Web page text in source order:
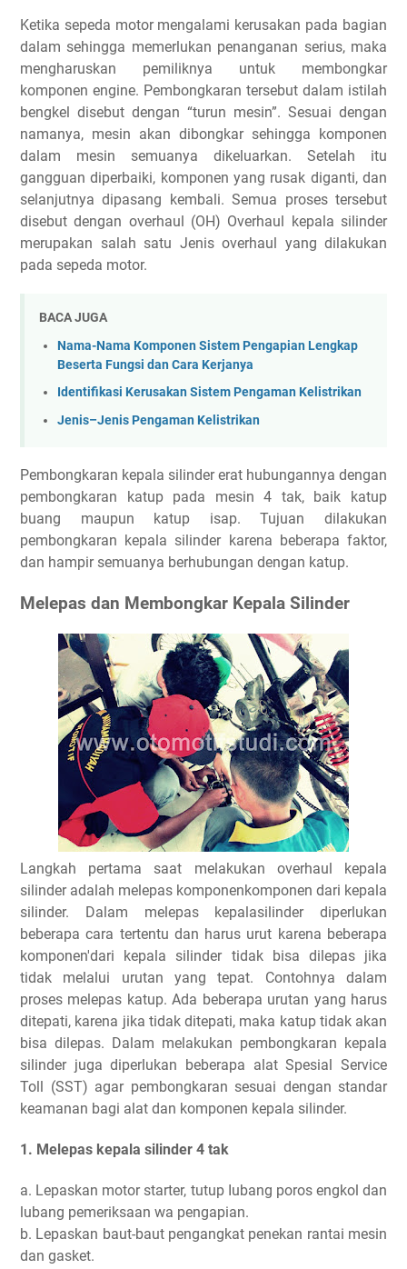
Ketika sepeda motor mengalami kerusakan pada bagian
dalam sehingga memerlukan penanganan serius, maka
mengharuskan pemiliknya untuk membongkar
komponen engine. Pembongkaran tersebut dalam istilah
bengkel disebut dengan “turun mesin”. Sesuai dengan
namanya, mesin akan dibongkar sehingga komponen
dalam mesin semuanya dikeluarkan. Setelah itu
gangguan diperbaiki, komponen yang rusak diganti, dan
selanjutnya dipasang kembali. Semua proses tersebut
disebut dengan overhaul (OH) Overhaul kepala silinder
merupakan salah satu Jenis overhaul yang dilakukan
pada sepeda motor.
BACA JUGA
Nama-Nama Komponen Sistem Pengapian Lengkap
Beserta Fungsi dan Cara Kerjanya
Identifikasi Kerusakan Sistem Pengaman Kelistrikan
Jenis–Jenis Pengaman Kelistrikan
Pembongkaran kepala silinder erat hubungannya dengan
pembongkaran katup pada mesin 4 tak, baik katup
buang maupun katup isap. Tujuan dilakukan
pembongkaran kepala silinder karena beberapa faktor,
dan hampir semuanya berhubungan dengan katup.
Melepas dan Membongkar Kepala Silinder
Langkah pertama saat melakukan overhaul kepala
silinder adalah melepas komponenkomponen dari kepala
silinder. Dalam melepas kepalasilinder diperlukan
beberapa cara tertentu dan harus urut karena beberapa
komponen'dari kepala silinder tidak bisa dilepas jika
tidak melalui urutan yang tepat. Contohnya dalam
proses melepas katup. Ada beberapa urutan yang harus
ditepati, karena jika tidak ditepati, maka katup tidak akan
bisa dilepas. Dalam melakukan pembongkaran kepala
silinder juga diperlukan beberapa alat Spesial Service
Toll (SST) agar pembongkaran sesuai dengan standar
keamanan bagi alat dan komponen kepala silinder.
1. Melepas kepala silinder 4 tak
a. Lepaskan motor starter, tutup Iubang poros engkol dan
lubang pemeriksaan wa pengapian.
b. Lepaskan baut-baut pengangkat penekan rantai mesin
dan gasket.